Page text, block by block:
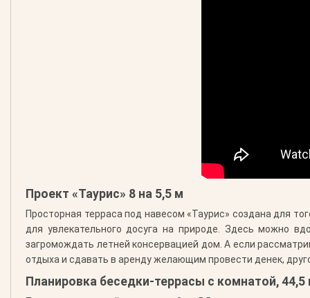
Проект «Таурис» 8 на 5,5 м
Просторная терраса под навесом «Таурис» создана для
для увлекательного досуга на природе. Здесь можно
загромождать летней консервацией дом. А если
отдыха и сдавать в аренду желающим провести денек,
Планировка беседки-террасы с комнатой, 44,5